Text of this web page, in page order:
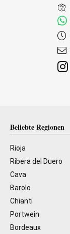
Beliebte Regionen
Rioja
Ribera del Duero
Cava
Barolo
Chianti
Portwein
Bordeaux